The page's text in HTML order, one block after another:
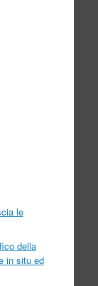
le
della
in situ ed